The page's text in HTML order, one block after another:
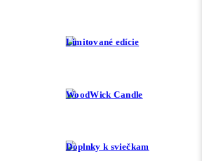
Limitované edície
WoodWick Candle
Doplnky k sviečkam